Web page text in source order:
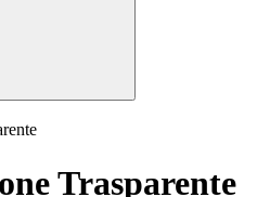
Trasparente